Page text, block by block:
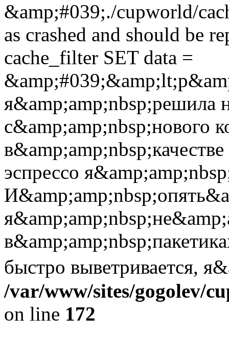
&amp;#039;./cupworld/
as crashed and should be
cache_filter SET data =
я&amp;amp;nbsp;решила
с&amp;amp;nbsp;нового
эспрессо
быстро выветривается,
/var/www/sites/gogolev/
on line 172